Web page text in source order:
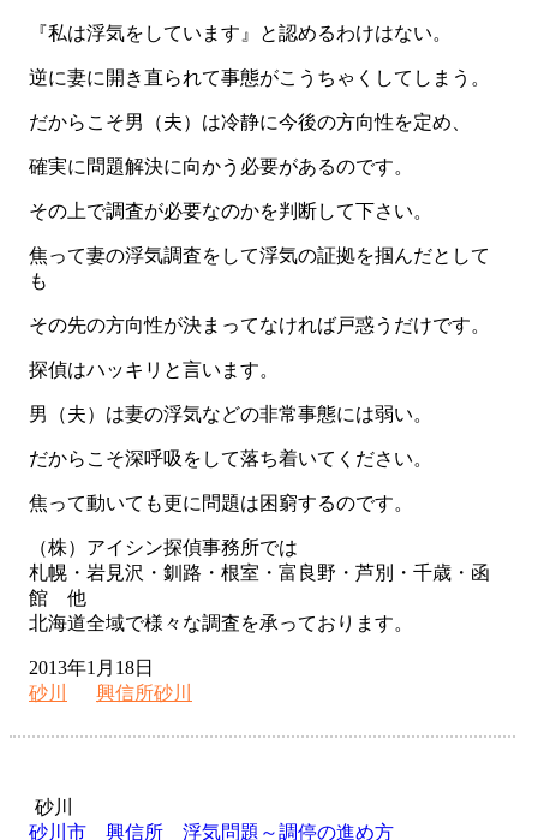
『私は浮気をしています』と認めるわけはない。
逆に妻に開き直られて事態がこうちゃくしてしまう。
だからこそ男（夫）は冷静に今後の方向性を定め、
確実に問題解決に向かう必要があるのです。
その上で調査が必要なのかを判断して下さい。
焦って妻の浮気調査をして浮気の証拠を掴んだとして
も
その先の方向性が決まってなければ戸惑うだけです。
探偵はハッキリと言います。
男（夫）は妻の浮気などの非常事態には弱い。
だからこそ深呼吸をして落ち着いてください。
焦って動いても更に問題は困窮するのです。
（株）アイシン探偵事務所では
札幌・岩見沢・釧路・根室・富良野・芦別・千歳・函
館 他
北海道全域で様々な調査を承っております。
2013年1月18日
砂川
興信所砂川
砂川
砂川市 興信所 浮気問題～調停の進め方